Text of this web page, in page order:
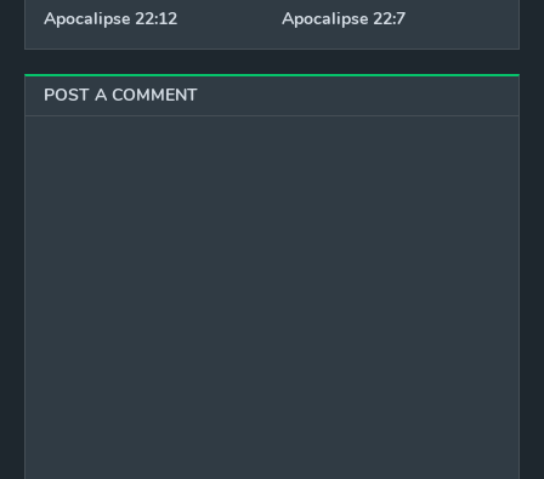
Apocalipse 22:12 Apocalipse 22:7
POST A COMMENT